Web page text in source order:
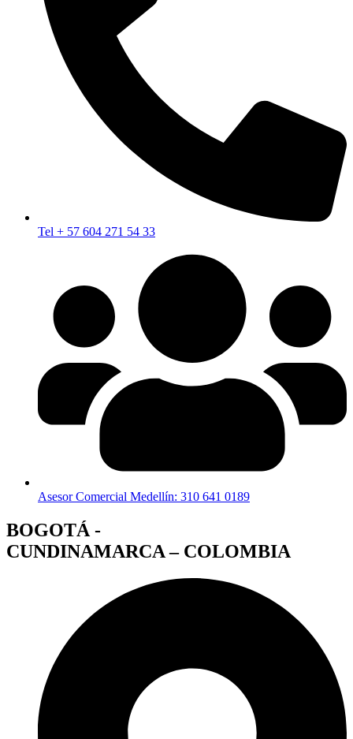
Tel + 57 604 271 54 33
Asesor Comercial Medellín: 310 641 0189
BOGOTÁ -
CUNDINAMARCA – COLOMBIA